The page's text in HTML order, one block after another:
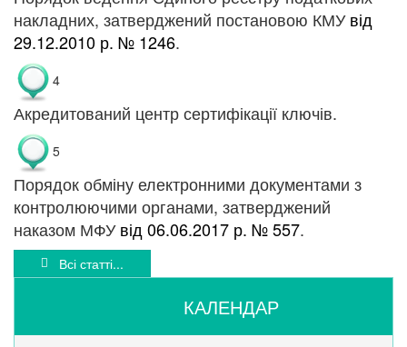
накладних, затверджений постановою КМУвід
29.12.2010 р. № 1246.
4
Акредитований центр сертифікації ключів.
5
Порядок обміну електронними документами з
контролюючими органами, затверджений
наказом МФУвід 06.06.2017 р. № 557.
Всі статті...
КАЛЕНДАР